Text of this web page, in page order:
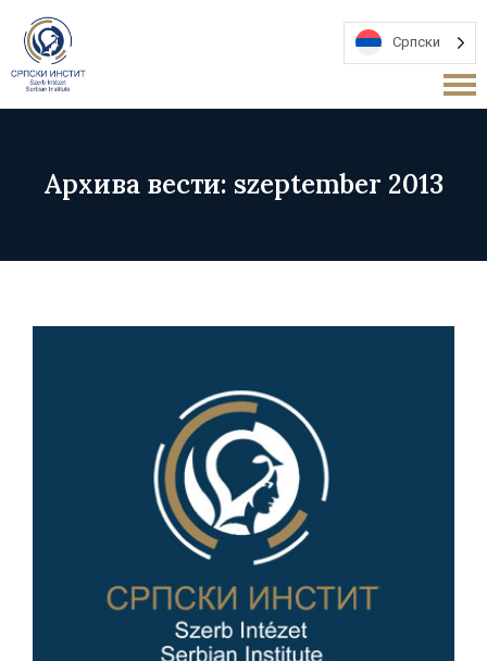
Српски
Архива вести: szeptember 2013